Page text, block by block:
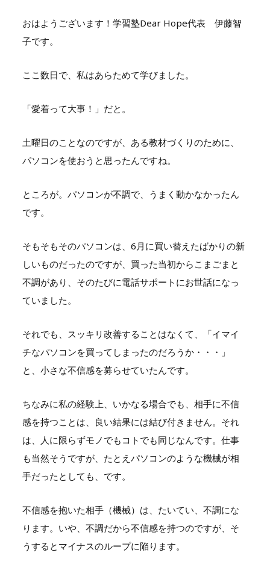
おはようございます！学習塾Dear Hope代表 伊藤智
子です。
ここ数日で、私はあらためて学びました。
「愛着って大事！」だと。
土曜日のことなのですが、ある教材づくりのために、
パソコンを使おうと思ったんですね。
ところが。パソコンが不調で、うまく動かなかったん
です。
そもそもそのパソコンは、6月に買い替えたばかりの新
しいものだったのですが、買った当初からこまごまと
不調があり、そのたびに電話サポートにお世話になっ
ていました。
それでも、スッキリ改善することはなくて、「イマイ
チなパソコンを買ってしまったのだろうか・・・」
と、小さな不信感を募らせていたんです。
ちなみに私の経験上、いかなる場合でも、相手に不信
感を持つことは、良い結果には結び付きません。それ
は、人に限らずモノでもコトでも同じなんです。仕事
も当然そうですが、たとえパソコンのような機械が相
手だったとしても、です。
不信感を抱いた相手（機械）は、たいてい、不調にな
ります。いや、不調だから不信感を持つのですが、そ
うするとマイナスのループに陥ります。